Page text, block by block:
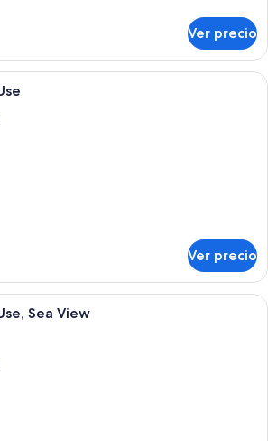
Ver precio
Una habitación de hotel moderna
Ver precio
Una habitación de hotel moderna
Sea View